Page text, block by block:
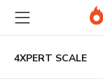
para
conteúdo
principal
para
pagamento
para
rodapé
4XPERT SCALE